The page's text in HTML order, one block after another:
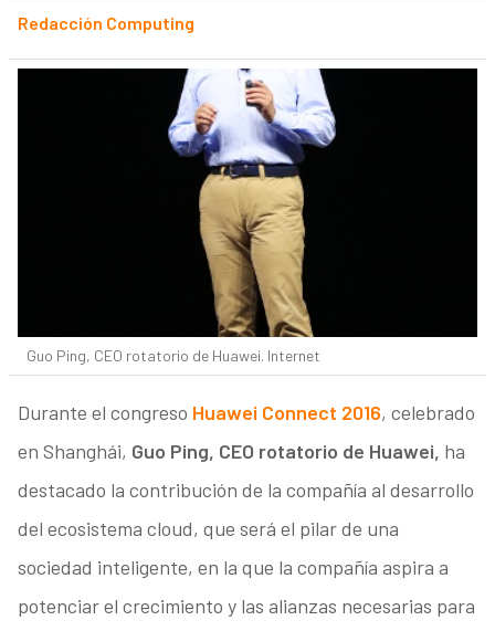
Redacción Computing
Guo Ping, CEO rotatorio de Huawei. Internet
Durante el congreso Huawei Connect 2016, celebrado
en Shanghái, Guo Ping, CEO rotatorio de Huawei, ha
destacado la contribución de la compañía al desarrollo
del ecosistema cloud, que será el pilar de una
sociedad inteligente, en la que la compañía aspira a
potenciar el crecimiento y las alianzas necesarias para